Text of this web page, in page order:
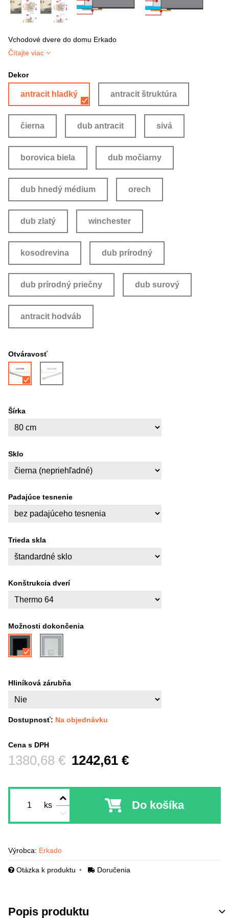
Vchodové dvere do domu Erkado
Čítajte viac
Dekor
antracit hladký antracit štruktúra
čierna dub antracit sivá
borovica biela dub močiarny
dub hnedý médium orech
dub zlatý winchester
kosodrevina dub prírodný
dub prírodný priečny dub surový
antracit hodváb
Otváravosť
Šírka
Sklo
Padajúce tesnenie
Trieda skla
Konštrukcia dverí
Možnosti dokončenia
Hliníková zárubňa
Dostupnosť: Na objednávku
Cena s DPH
1242,61 €
Pred zľavou:
1380,68 €
ks Do košíka
Výrobca: Erkado
Otázka k produktu Doručenia
Popis produktu